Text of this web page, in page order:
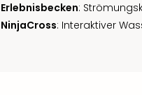
Erlebnisbecken:
NinjaCross: Interaktiver